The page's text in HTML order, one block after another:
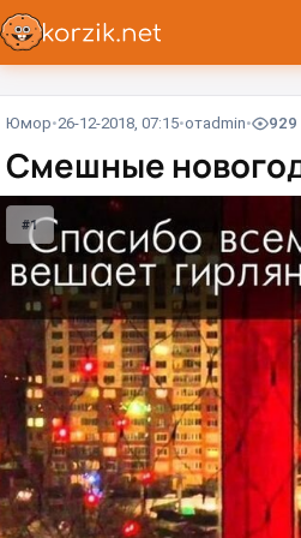
Юмор 26-12-2018, 07:15 отadmin 929
Смешные
#1